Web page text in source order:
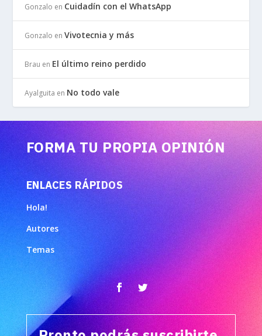
Gonzalo en Cuidadín con el WhatsApp
Gonzalo enVivotecnia y más
Brau en El último reino perdido
Ayalguita en No todo vale
FORMA TU PROPIA OPINIÓN
ENLACES RÁPIDOS
Hola!
Autores
Temas